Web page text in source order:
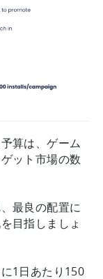
算は、ゲーム
ット市場の数
最良の配置に
目指しましょ
1日あたり150